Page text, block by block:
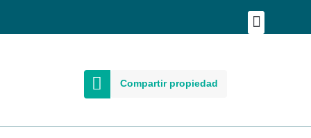
Compartir propiedad